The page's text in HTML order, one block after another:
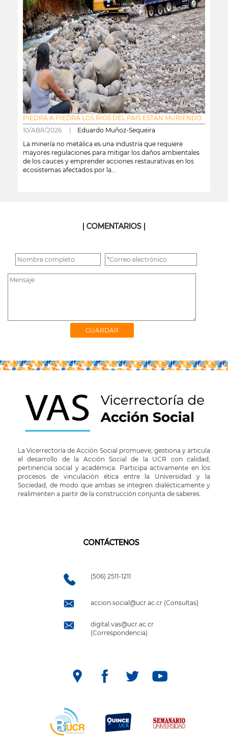
PIEDRA A PIEDRA LOS RÍOS DEL PAÍS ESTÁN MURIENDO
10/ABR/2026 | Eduardo Muñoz-Sequeira
La minería no metálica es una industria que requiere
mayores regulaciones para mitigar los daños ambientales
de los cauces y emprender acciones restaurativas en los
ecosistemas afectados por la...
| COMENTARIOS |
La Vicerrectoría de Acción Social promueve, gestiona y articula
el desarrollo de la Acción Social de la UCR con calidad,
pertinencia social y académica. Participa activamente en los
procesos de vinculación ética entre la Universidad y la
Sociedad, de modo que ambas se integren dialécticamente y
realimenten a partir de la construcción conjunta de saberes.
CONTÁCTENOS
(506) 2511-1211
accion.social@ucr.ac.cr (Consultas)
digital.vas@ucr.ac.cr
(Correspondencia)